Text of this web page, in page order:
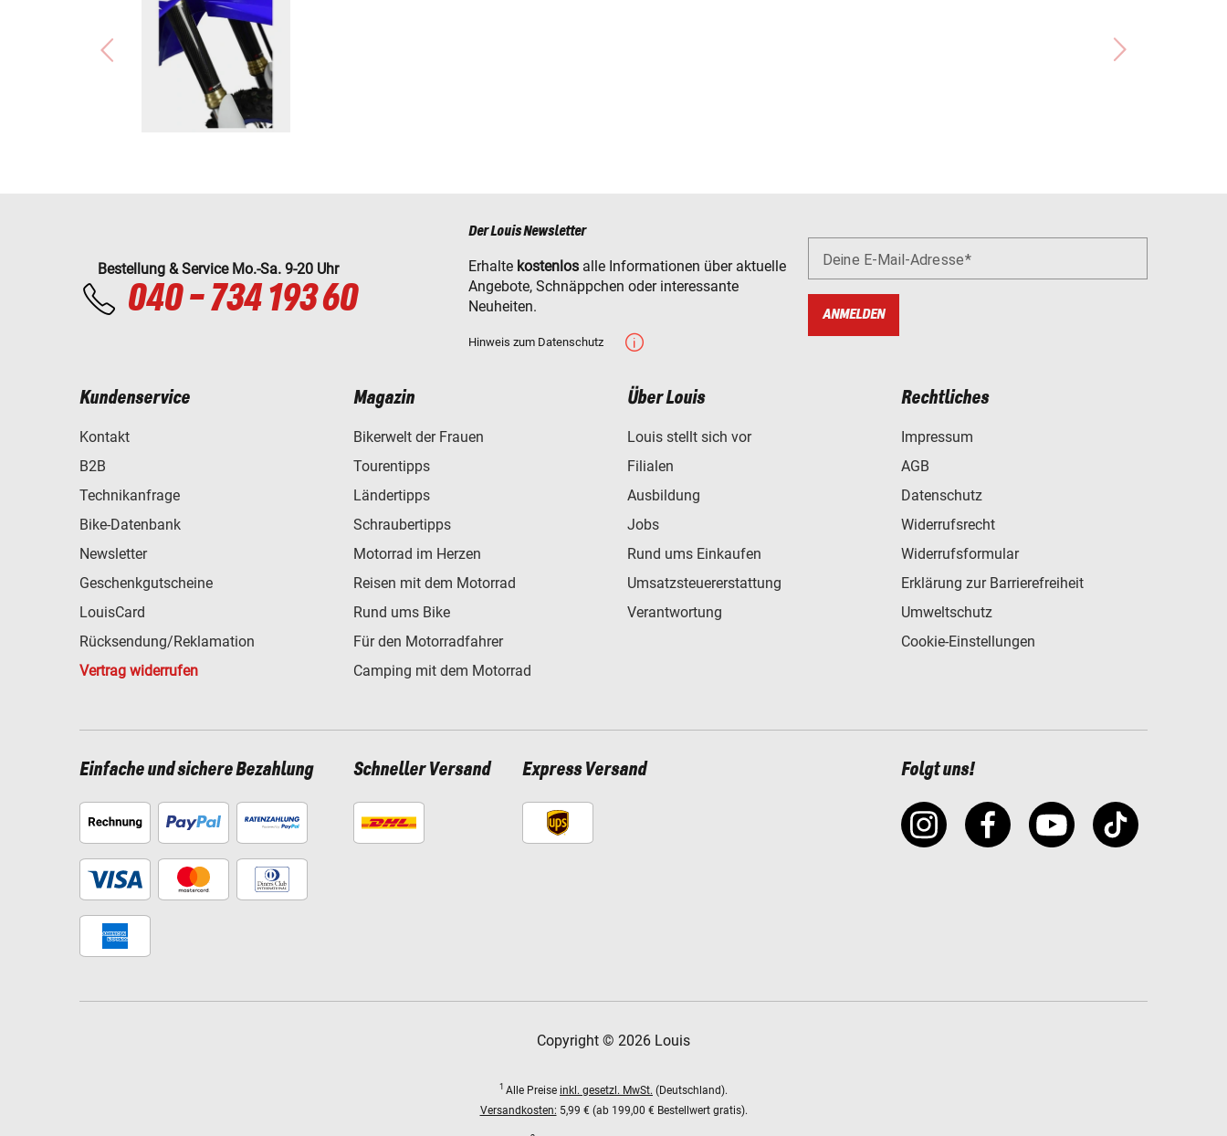
Bestellung & Service Mo.-Sa. 9-20 Uhr
040 - 734 193 60
Der Louis Newsletter
Erhalte kostenlos alle Informationen über aktuelle
Angebote, Schnäppchen oder interessante
Neuheiten.
Hinweis zum Datenschutz
Deine E-Mail-Adresse
ANMELDEN
Kundenservice
Kontakt
B2B
Technikanfrage
Bike-Datenbank
Newsletter
Geschenkgutscheine
LouisCard
Rücksendung/Reklamation
Vertrag widerrufen
Magazin
Bikerwelt der Frauen
Tourentipps
Ländertipps
Schraubertipps
Motorrad im Herzen
Reisen mit dem Motorrad
Rund ums Bike
Für den Motorradfahrer
Camping mit dem Motorrad
Über Louis
Louis stellt sich vor
Filialen
Ausbildung
Jobs
Rund ums Einkaufen
Umsatzsteuererstattung
Verantwortung
Rechtliches
Impressum
AGB
Datenschutz
Widerrufsrecht
Widerrufsformular
Erklärung zur Barrierefreiheit
Umweltschutz
Cookie-Einstellungen
Einfache und sichere Bezahlung Schneller Versand Express Versand Folgt uns!
Copyright © 2026 Louis
1 Alle Preise inkl. gesetzl. MwSt. (Deutschland).
Versandkosten: 5,99 € (ab 199,00 € Bestellwert gratis).